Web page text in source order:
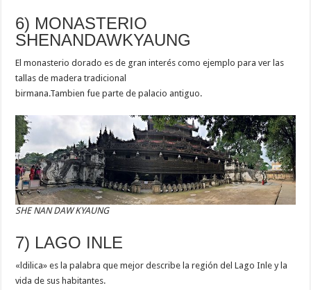
6) MONASTERIO
SHENANDAWKYAUNG
El monasterio dorado es de gran interés como ejemplo para ver las
tallas de madera tradicional
birmana.Tambien fue parte de palacio antiguo.
SHE NAN DAW KYAUNG
7) LAGO INLE
«ldilica» es la palabra que mejor describe la región del Lago Inle y la
vida de sus habitantes.